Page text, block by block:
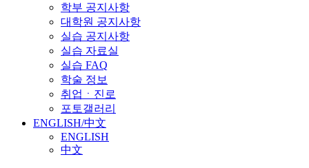
학부 공지사항
대학원 공지사항
실습 공지사항
실습 자료실
실습 FAQ
학술 정보
취업ㆍ진로
포토갤러리
ENGLISH/中文
ENGLISH
中文